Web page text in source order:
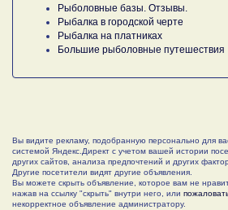
Рыболовные базы. Отзывы.
Рыбалка в городской черте
Рыбалка на платниках
Большие рыболовные путешествия
Вы видите рекламу, подобранную персонально для
системой Яндекс.Директ с учетом вашей истории
других сайтов, анализа предпочтений и других
Другие посетители видят другие объявления.
Вы можете скрыть объявление, которое вам не
нажав на ссылку "скрыть" внутри него, или
некорректное объявление администратору.